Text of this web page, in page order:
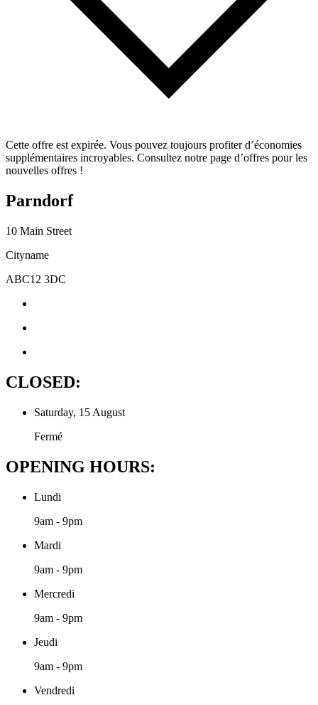
Cette offre est expirée. Vous pouvez toujours profiter d’économies
supplémentaires incroyables. Consultez notre page d’offres pour les
nouvelles offres !
Parndorf
10 Main Street
Cityname
ABC12 3DC
CLOSED:
Saturday, 15 August
Fermé
OPENING HOURS:
Lundi
9am - 9pm
Mardi
9am - 9pm
Mercredi
9am - 9pm
Jeudi
9am - 9pm
Vendredi